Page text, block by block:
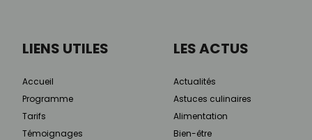
LIENS UTILES
Accueil
Programme
Tarifs
Témoignages
LES ACTUS
Actualités
Astuces culinaires
Alimentation
Bien-être